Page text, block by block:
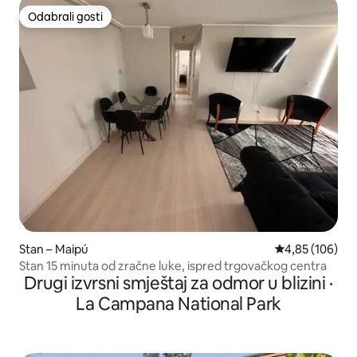
Odabrali gosti
Odabrali gosti
Stan – Maipú Prosječna
4,85 (106)
Stan 15 minuta od zračne luke, ispred trgovačkog centra
Drugi izvrsni smještaj za odmor u blizini ·
La Campana National Park